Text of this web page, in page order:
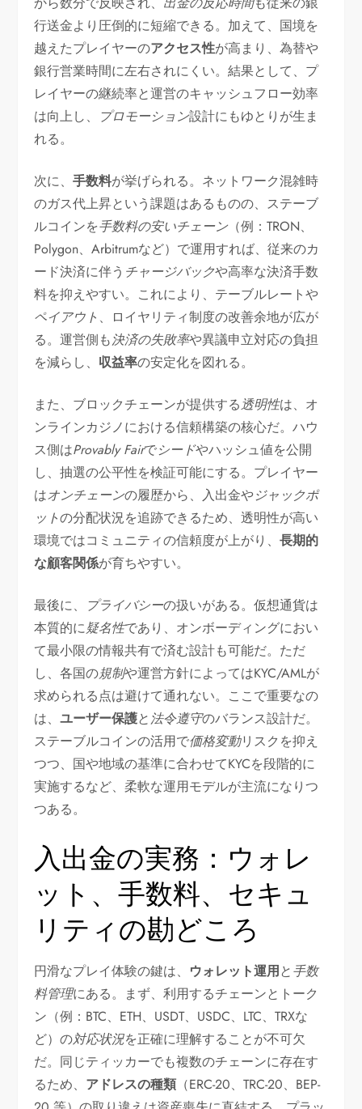
行送金より圧倒的に短縮できる。加えて、国境を
越えたプレイヤーのアクセス性が高まり、為替や
銀行営業時間に左右されにくい。結果として、プ
レイヤーの継続率と運営のキャッシュフロー効率
は向上し、
プロモーション設計にもゆとりが生ま
れる。
次に、手数料が挙げられる。ネットワーク混雑時
のガス代上昇という課題はあるものの、ステーブ
ルコインを手数料の安いチェーン（例：TRON、
Polygon、Arbitrumなど）で運用すれば、従来のカ
ード決済に伴う チャージバックや高率な決済手数
料を抑えやすい。これにより、テーブルレートや
ペイアウト 、ロイヤリティ制度の改善余地が広が
る。運営側も決済の失敗率や異議申立対応の負担
を減らし、 収益率の安定化を図れる。
また、ブロックチェーンが提供する透明性は、オ
ンラインカジノにおける信頼構築の核心だ。ハウ
ス側はProvably Fairでシードやハッシュ値を公開
し、抽選の公平性を検証可能にする。プレイヤー
はオンチェーンの履歴から、入出金やジャックポ
ットの分配状況を追跡できるため、透明性が高い
環境ではコミュニティの信頼度が上がり、長期的
な顧客関係が育ちやすい。
最後に、 プライバシーの扱いがある。仮想通貨は
本質的に疑名性であり、オンボーディングにおい
て最小限の情報共有で済む設計も可能だ。ただ
し、各国の規制や運営方針によってはKYC/AMLが
求められる点は避けて通れない。ここで重要なの
は、ユーザー保護と法令遵守のバランス設計だ。
ステーブルコインの活用で価格変動リスクを抑え
つつ、国や地域の基準に合わせてKYCを段階的に
実施するなど、柔軟な運用モデルが主流になりつ
つある。
入出金の実務：ウォレ
ット、手数料、セキュ
リティの勘どころ
円滑なプレイ体験の鍵は、 ウォレット運用と手数
料管理にある。まず、利用するチェーンとトーク
ン（例：BTC、ETH、USDT、USDC、LTC、TRXな
ど）の対応状況を正確に理解することが不可欠
だ。同じティッカーでも複数のチェーンに存在す
るため、 アドレスの種類 （ERC-20、TRC-20、BEP-